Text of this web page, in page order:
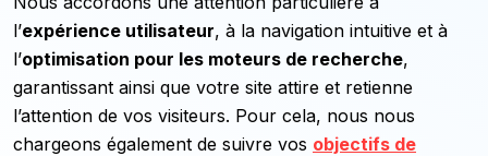
l’expérience utilisateur, à la navigation intuitive et à
l’optimisation pour les moteurs de recherche,
garantissant ainsi que votre site attire et retienne
l’attention de vos visiteurs. Pour cela, nous nous
chargeons également de suivre vos objectifs de